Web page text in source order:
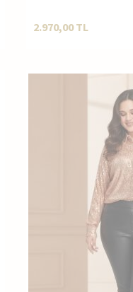
2.970,00TL